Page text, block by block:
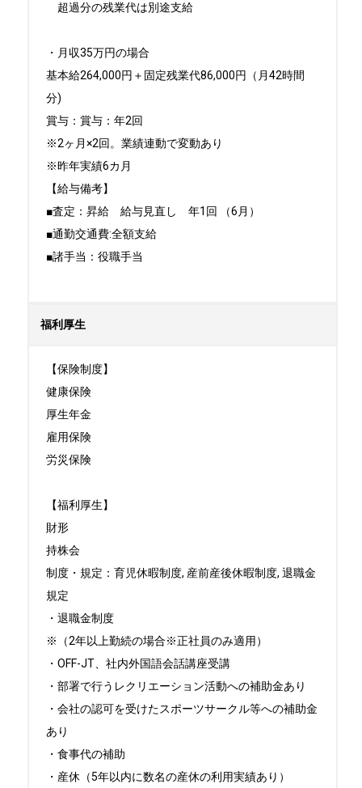
超過分の残業代は別途支給
・月収35万円の場合
基本給264,000円＋固定残業代86,000円（月42時間
分)
賞与：賞与：年2回
※2ヶ月×2回。業績連動で変動あり
※昨年実績6カ月
【給与備考】
■査定：昇給　給与見直し　年1回 （6月）
■通勤交通費:全額支給
■諸手当：役職手当
福利厚生
【保険制度】
健康保険
厚生年金
雇用保険
労災保険
【福利厚生】
財形
持株会
制度・規定：育児休暇制度, 産前産後休暇制度, 退職金
規定
・退職金制度
※（2年以上勤続の場合※正社員のみ適用）
・OFF-JT、社内外国語会話講座受講
・部署で行うレクリエーション活動への補助金あり
・会社の認可を受けたスポーツサークル等への補助金
あり
・食事代の補助
・産休（5年以内に数名の産休の利用実績あり）